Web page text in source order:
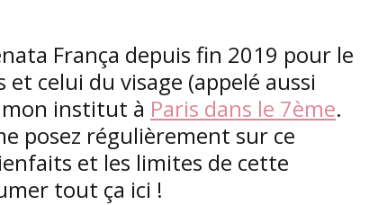
França depuis fin 2019 pour le
celui du visage (appelé aussi
mon institut à Paris dans le 7ème.
posez régulièrement sur ce
et les limites de cette
tout ça ici !